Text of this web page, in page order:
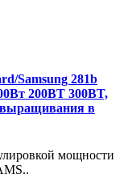
Samsung 281b
200ВТ 300BT,
выращивания в
мощности